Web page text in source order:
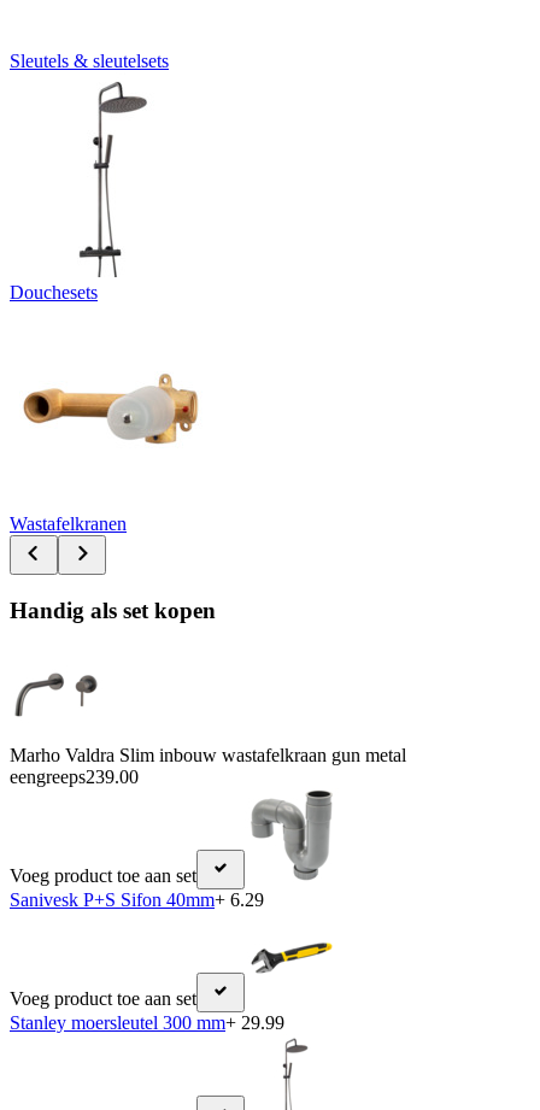
Sleutels & sleutelsets
Douchesets
Wastafelkranen
Handig als set kopen
Marho Valdra Slim inbouw wastafelkraan gun metal
eengreeps239.00
Voeg product toe aan set
Sanivesk P+S Sifon 40mm+ 6.29
Voeg product toe aan set
Stanley moersleutel 300 mm+ 29.99